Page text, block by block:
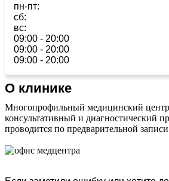
пн-пт:
сб:
вс:
09:00 - 20:00
09:00 - 20:00
09:00 - 20:00
О клинике
Многопрофильный медицинский
консультативный и диагностический
проводится по предварительной